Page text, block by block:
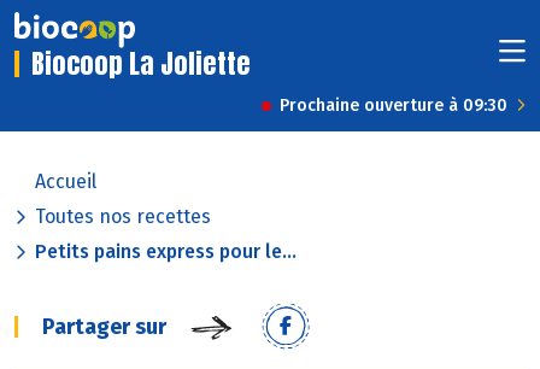
Biocoop La Joliette
Prochaine ouverture à 09:30
Accueil
Toutes nos recettes
Petits pains express pour le...
Partager sur